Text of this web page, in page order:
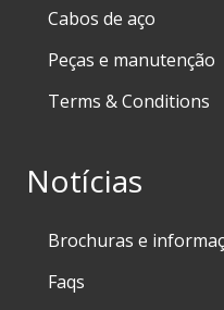
Cabos de aço
Peças e manutenção
Terms & Conditions
Notícias
Brochuras e
Faqs